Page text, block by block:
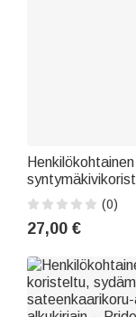
kaulakoru
tai
(0)
27,00 €